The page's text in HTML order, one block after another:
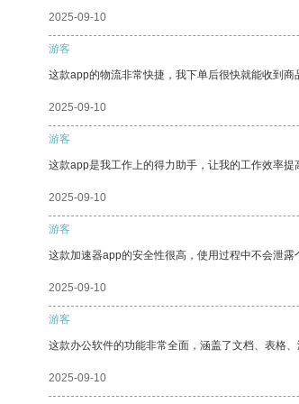
2025-09-10
游客
这款app的物流非常快捷，我下单后很快就能收到商
2025-09-10
游客
这款app是我工作上的得力助手，让我的工作效率提
2025-09-10
游客
这款加速器app的安全性很高，使用过程中不会泄露
2025-09-10
游客
这款办公软件的功能非常全面，涵盖了文档、表格
2025-09-10